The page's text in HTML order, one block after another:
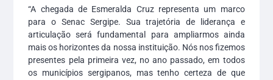
“A chegada de Esmeralda Cruz representa um marco
para o Senac Sergipe. Sua trajetória de liderança e
articulação será fundamental para ampliarmos ainda
mais os horizontes da nossa instituição. Nós nos fizemos
presentes pela primeira vez, no ano passado, em todos
os municípios sergipanos, mas tenho certeza de que